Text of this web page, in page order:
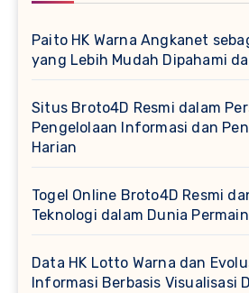
Paito HK Warna Angkanet
yang Lebih Mudah Dipahami
Situs Broto4D Resmi dalam
Pengelolaan Informasi dan
Harian
Togel Online Broto4D Resmi
Teknologi dalam Dunia
Data HK Lotto Warna dan
Informasi Berbasis Visualisasi